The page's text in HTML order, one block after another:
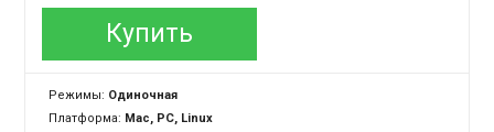
Купить
Режимы: Одиночная
Платформа: Mac, PC, Linux